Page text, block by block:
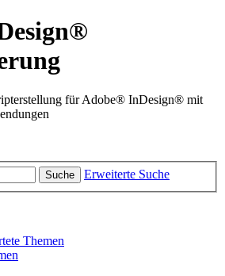
für Adobe® InDesign® mit
Suche Erweiterte Suche
Themen